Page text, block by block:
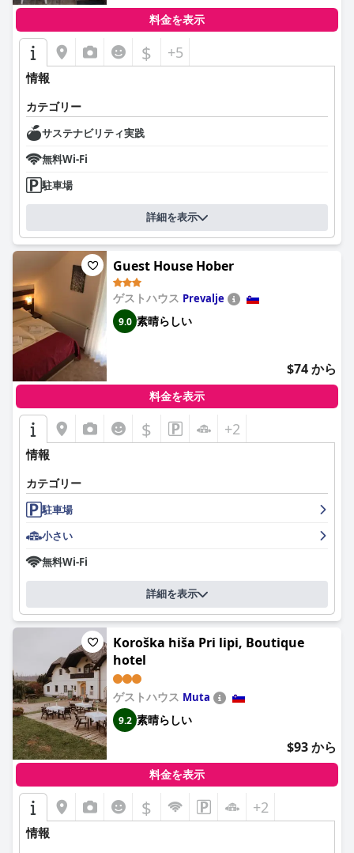
料金を表示
$ +5
情報
カテゴリー
サステナビリティ実践
無料Wi-Fi
駐車場
詳細を表示
Guest House Hober
ゲストハウス Prevalje
9.0 素晴らしい
$74 から
料金を表示
$ +2
情報
カテゴリー
駐車場
小さい
無料Wi-Fi
詳細を表示
Koroška hiša Pri lipi, Boutique
hotel
ゲストハウス Muta
9.2 素晴らしい
$93 から
料金を表示
$ +2
情報